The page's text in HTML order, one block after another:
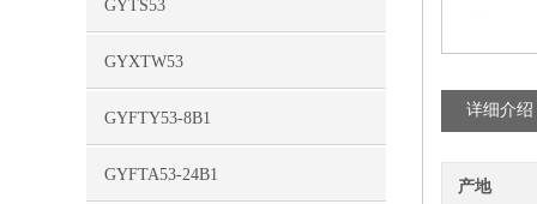
GYTS53
GYXTW53
GYFTY53-8B1
GYFTA53-24B1
详细介绍
产地